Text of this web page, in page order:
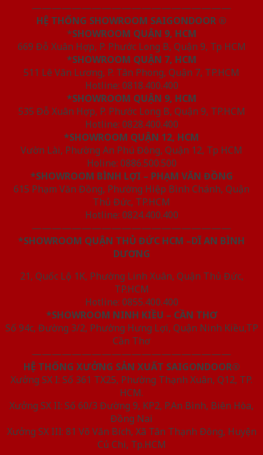
————————————————————
HỆ THỐNG SHOWROOM SAIGONDOOR ®
*SHOWROOM QUẬN 9, HCM
669 Đỗ Xuân Hợp, P. Phước Long B, Quận 9, Tp HCM
*SHOWROOM QUẬN 7, HCM
511 Lê Văn Lương, P. Tân Phong, Quận 7, TP.HCM
Hotline: 0818.400.400
*SHOWROOM QUẬN 9, HCM
535 Đỗ Xuân Hợp, P. Phước Long B, Quận 9, TP.HCM
Hotline: 0828.400.400
*SHOWROOM QUẬN 12, HCM
Vườn Lài, Phường An Phú Đông, Quận 12, Tp HCM
Holine: 0886.500.500
*SHOWROOM BÌNH LỢI – PHẠM VĂN ĐỒNG
615 Phạm Văn Đồng, Phường Hiệp Bình Chánh, Quận
Thủ Đức, TP.HCM
Hotline: 0824.400.400
————————————————————
*SHOWROOM QUẬN THỦ ĐỨC HCM –DĨ AN BÌNH
DƯƠNG
21, Quốc Lộ 1K, Phường Linh Xuân, Quận Thủ Đức,
TP.HCM
Hotline: 0855.400.400
*SHOWROOM NINH KIỀU – CẦN THƠ
Số 94c, Đường 3/2, Phường Hưng Lợi, Quận Ninh Kiều,TP
Cần Thơ
————————————————————
HỆ THỐNG XƯỞNG SẢN XUẤT SAIGONDOOR®
Xưởng SX I: Số 361 TX25, Phường Thạnh Xuân, Q12, TP.
HCM.
Xưởng SX II: Số 60/3 Đường 9, KP2, P.An Bình, Biên Hòa,
Đồng Nai
Xưởng SX III: 81 Võ Văn Bích, Xã Tân Thạnh Đông, Huyện
Củ Chi, Tp.HCM